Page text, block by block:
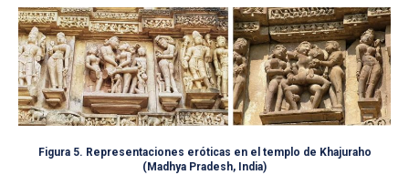
Figura 5. Representaciones eróticas en el templo de Khajuraho
(Madhya Pradesh, India)